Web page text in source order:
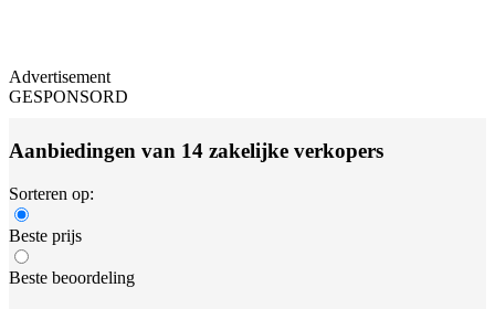
Advertisement
GESPONSORD
Aanbiedingen van 14 zakelijke verkopers
Sorteren op:
Beste prijs
Beste beoordeling